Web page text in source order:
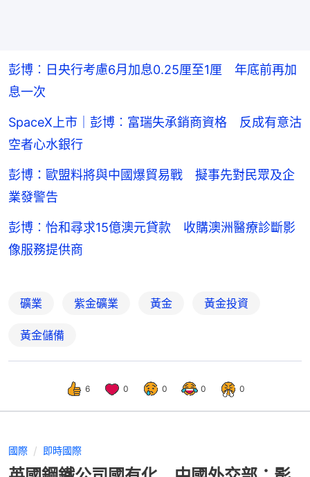
彭博︰日央行考慮6月加息0.25厘至1厘 年底前再加
息一次
SpaceX上市｜彭博︰富瑞失承銷商資格 反成有意沽
空者心水銀行
彭博：歐盟料將與中國爆貿易戰 擬事先對民眾及企
業發警告
彭博︰怡和尋求15億澳元貸款 收購澳洲醫療診斷影
像服務提供商
礦業 紫金礦業 黃金 黃金投資
黃金儲備
6 0 0 0 0
國際 即時國際